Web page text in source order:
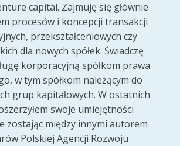
capital. Zajmuję się głównie
procesów i koncepcji transakcji
przekształceniowych czy
dla nowych spółek. Świadczę
korporacyjną spółkom prawa
w tym spółkom należącym do
grup kapitałowych. W ostatnich
swoje umiejętności
zostając między innymi autorem
Polskiej Agencji Rozwoju